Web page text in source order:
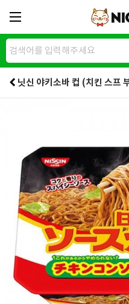
닛신 야키소바 컵 (치킨 스프